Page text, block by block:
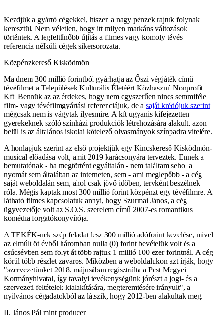
Kezdjük a gyártó cégekkel, hiszen a nagy pénzek rajtuk folynak
keresztül. Nem véletlen, hogy itt milyen markáns változások
történtek. A legfeltűnőbb újítás a filmes vagy komoly tévés
referencia nélküli cégek sikersorozata.
Közpénzkereső Kisködmön
Majdnem 300 millió forintból gyárhatja az Őszi végjáték című
tévéfilmet a Települések Kulturális Életéért Közhasznú Nonprofit
Kft. Bennük az az érdekes, hogy nem egyszerűen nincs semmiféle
film- vagy tévéfilmgyártási referenciájuk, de a saját krédójuk szerint
mégcsak nem is vágytak ilyesmire. A kft ugyanis kifejezetten
gyerekeknek szóló színházi produkciók létrehozására alakult, azon
belül is az általános iskolai kötelező olvasmányok színpadra vitelére.
A honlapjuk szerint az első projektjük egy Kincskereső Kisködmön-
musical előadása volt, amit 2019 karácsonyára terveztek. Ennek a
bemutatónak - ha megtörtént egyáltalán - nem találtam sehol a
nyomát sem általában az interneten, sem - ami meglepőbb - a cég
saját weboldalán sem, ahol csak jövő időben, tervként beszélnek
róla. Mégis kaptak most 300 millió forint közpénzt egy tévéfilmre. A
látható filmes kapcsolatuk annyi, hogy Szurmai János, a cég
ügyvezetője volt az S.O.S. szerelem című 2007-es romantikus
komédia forgatókönyvírója.
A TEKÉK-nek szép feladat lesz 300 millió adóforint kezelése, mivel
az elmúlt öt évből háromban nulla (0) forint bevételük volt és a
csúcsévben sem folyt át több rajtuk 1 millió 100 ezer forintnál. A cég
körül több részlet zavaros. Miközben a weboldalukon azt írják, hogy
"szervezetünket 2018. májusában regisztrálta a Pest Megyei
Kormányhivatal, így tavalyi tevékenységünk jórészt a jogi- és a
szervezeti feltételek kialakítására, megteremtésére irányult", a
nyilvános cégadatokból az látszik, hogy 2012-ben alakultak meg.
II. János Pál mint producer